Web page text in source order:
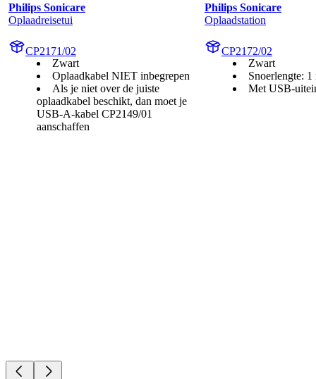
Philips Sonicare
Oplaadreisetui
CP2171/02
Zwart
Oplaadkabel NIET inbegrepen
Als je niet over de juiste
oplaadkabel beschikt, dan moet je
USB-A-kabel CP2149/01
aanschaffen
Philips Sonicare
Oplaadstation
CP2172/02
Zwart
Snoerlengte: 1
Met USB-